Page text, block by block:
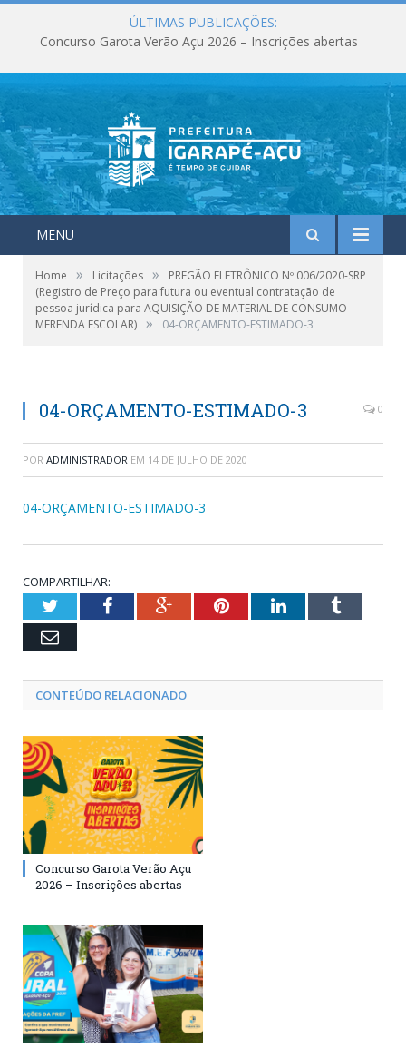
ÚLTIMAS PUBLICAÇÕES:
Concurso Garota Verão Açu 2026 – Inscrições abertas
MENU
Home » Licitações »
PREGÃO ELETRÔNICO Nº 006/2020-SRP
(Registro de Preço para futura ou eventual contratação de
pessoa jurídica para AQUISIÇÃO DE MATERIAL DE CONSUMO
MERENDA ESCOLAR) » 04-ORÇAMENTO-ESTIMADO-3
04-ORÇAMENTO-ESTIMADO-3 0
POR ADMINISTRADOR EM 14 DE JULHO DE 2020
04-ORÇAMENTO-ESTIMADO-3
COMPARTILHAR:
TwitterFacebookGoogle+PinterestLinkedInTumblr
Email
CONTEÚDO RELACIONADO
Concurso Garota Verão Açu
2026 – Inscrições abertas